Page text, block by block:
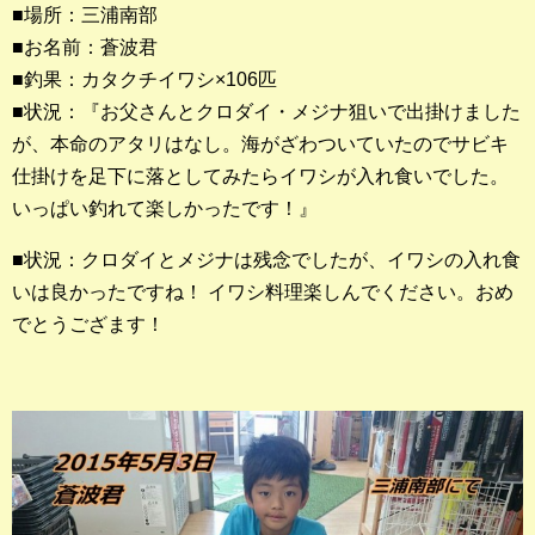
■場所：三浦南部
■お名前：蒼波君
■釣果：カタクチイワシ×106匹
■状況：『お父さんとクロダイ・メジナ狙いで出掛けました
が、本命のアタリはなし。海がざわついていたのでサビキ
仕掛けを足下に落としてみたらイワシが入れ食いでした。
いっぱい釣れて楽しかったです！』
■状況：クロダイとメジナは残念でしたが、イワシの入れ食
いは良かったですね！ イワシ料理楽しんでください。おめ
でとうござます！
釣果ランキング
2023年 クロダイ部門
2023年 メジナ部門
歴代釣果ランキング
メジナ部門
シロギス部門
ブログ・釣行記
スタッフブログ